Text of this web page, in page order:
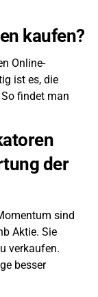
kaufen?
Online-
ist es, die
findet man
der
sind
Aktie. Sie
verkaufen.
besser